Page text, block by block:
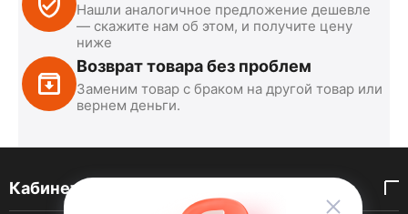
Нашли аналогичное предложение дешевле
— скажите нам об этом, и получите цену
ниже
Возврат товара без проблем
Заменим товар с браком на другой товар или
вернем деньги.
Кабинет покупателя